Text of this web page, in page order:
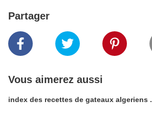
Partager
Vous aimerez aussi
index des recettes de gateaux algeriens .